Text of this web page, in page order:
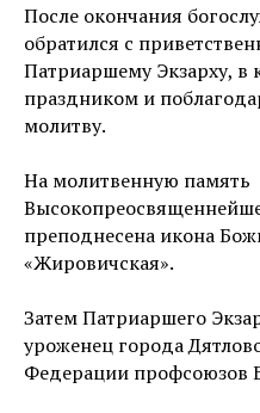
После окончания
обратился с
Патриаршему Экзарху, в
праздником и
молитву.
На молитвенную память
преподнесена икона
«Жировичская».
Затем Патриаршего
уроженец города
Федерации профсоюзов